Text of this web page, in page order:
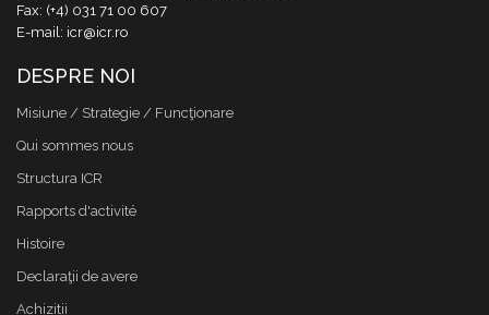
Fax: (+4) 031 71 00 607
E-mail: icr@icr.ro
DESPRE NOI
Misiune / Strategie / Funcţionare
Qui sommes nous
Structura ICR
Rapports d'activité
Histoire
Declaraţii de avere
Achizitii